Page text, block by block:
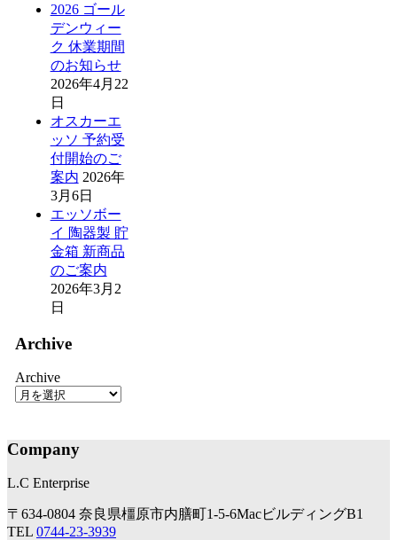
2026 ゴール
デンウィー
ク 休業期間
のお知らせ
2026年4月22
日
オスカーエ
ッソ 予約受
付開始のご
案内 2026年
3月6日
エッソボー
イ 陶器製 貯
金箱 新商品
のご案内
2026年3月2
日
Archive
Archive
Company
L.C Enterprise
〒634-0804 奈良県橿原市内膳町1-5-6MacビルディングB1
TEL 0744-23-3939